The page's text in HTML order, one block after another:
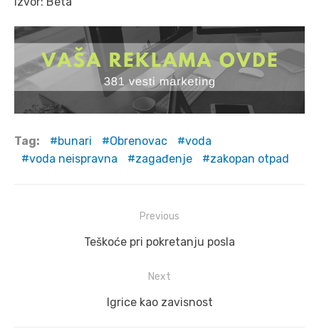
Tag: bunari Obrenovac
voda
voda neispravna
zagađenje zakopan otpad
navigation
Previous
Previous
Teškoće pri pokretanju posla
Next
Next
Igrice kao zavisnost